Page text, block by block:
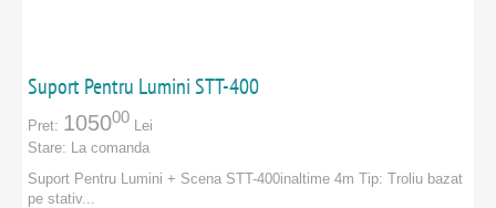
Suport Pentru Lumini STT-400
Pret: 105000 Lei
Stare: La comanda
Suport Pentru Lumini + Scena STT-400inaltime 4m Tip: Troliu bazat
pe stativ...